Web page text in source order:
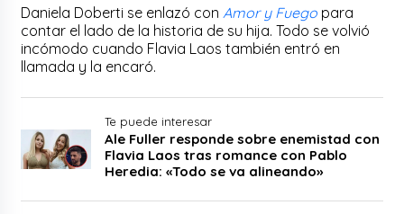
Daniela Doberti se enlazó con Amor y Fuego para
contar el lado de la historia de su hija. Todo se volvió
incómodo cuando Flavia Laos también entró en
llamada y la encaró.
Te puede interesar
Ale Fuller responde sobre enemistad con
Flavia Laos tras romance con Pablo
Heredia: «Todo se va alineando»